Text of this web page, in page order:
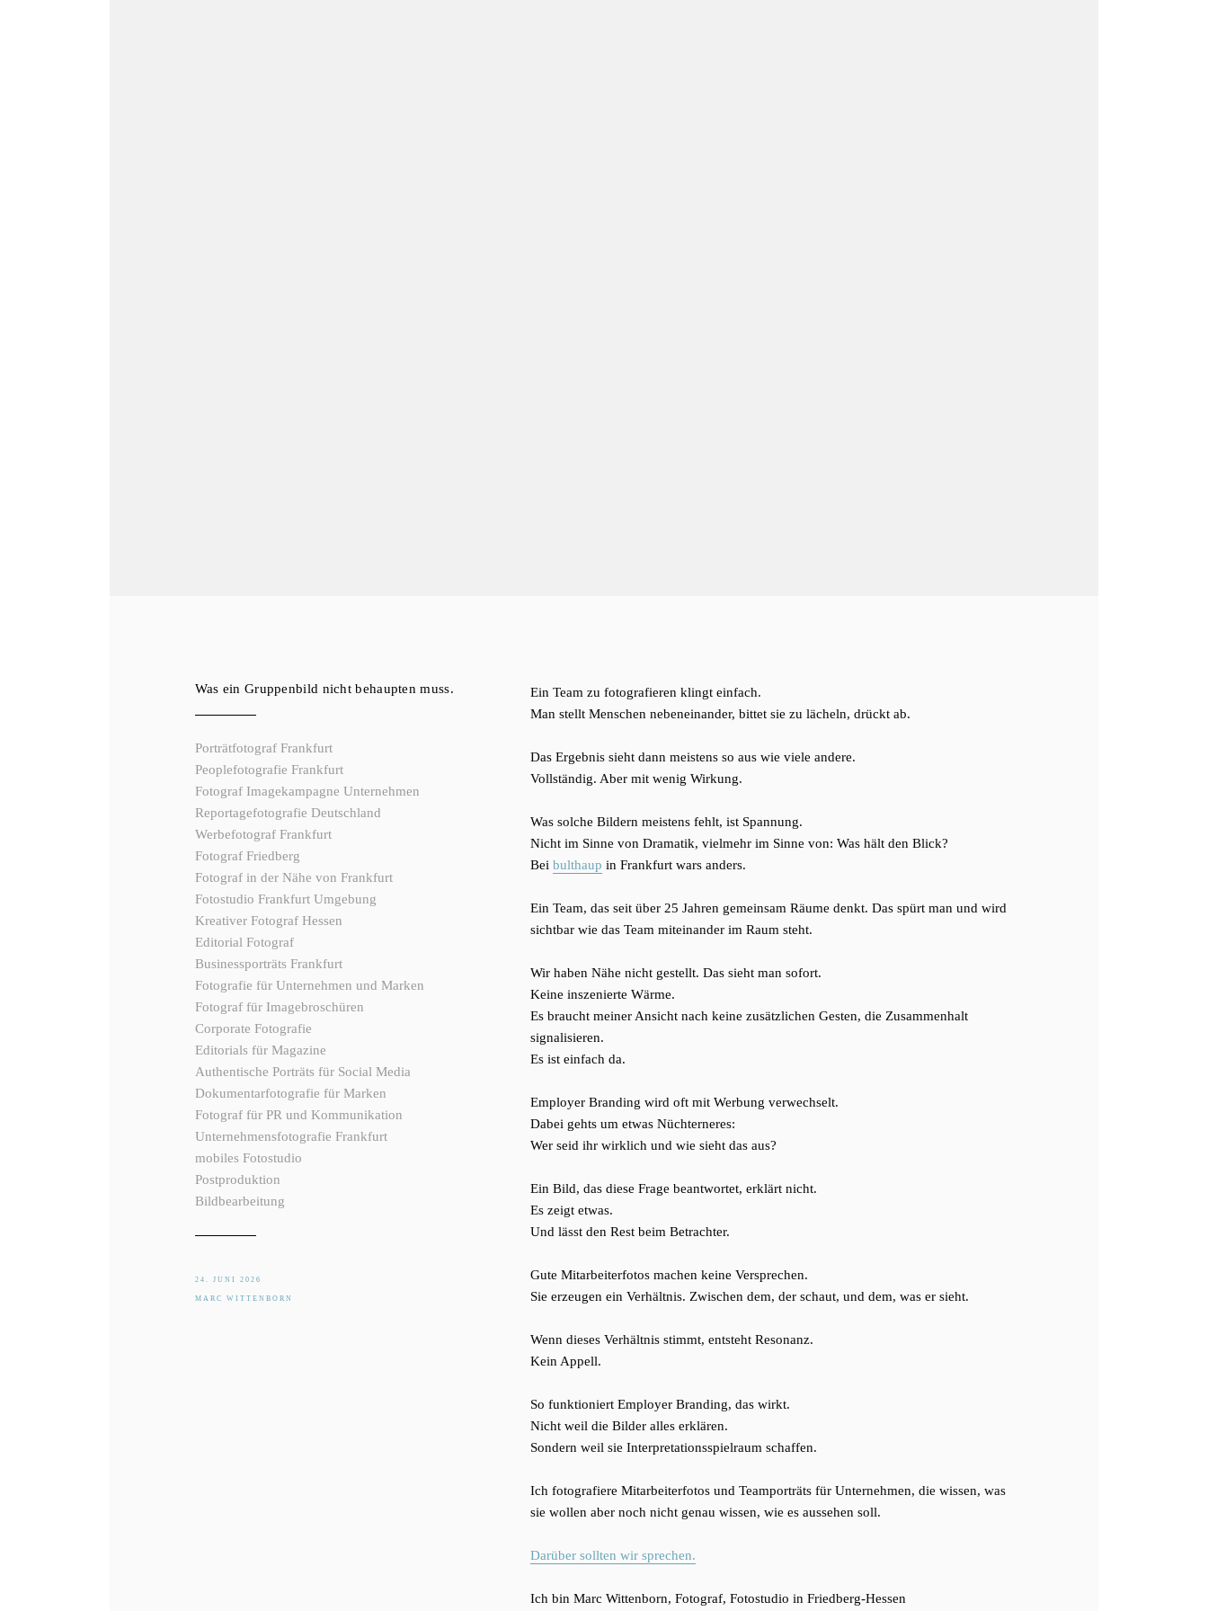
Was ein Gruppenbild nicht behaupten muss.
Porträtfotograf Frankfurt
Peoplefotografie Frankfurt
Fotograf Imagekampagne Unternehmen
Reportagefotografie Deutschland
Werbefotograf Frankfurt
Fotograf Friedberg
Fotograf in der Nähe von Frankfurt
Fotostudio Frankfurt Umgebung
Kreativer Fotograf Hessen
Editorial Fotograf
Businessporträts Frankfurt
Fotografie für Unternehmen und Marken
Fotograf für Imagebroschüren
Corporate Fotografie
Editorials für Magazine
Authentische Porträts für Social Media
Dokumentarfotografie für Marken
Fotograf für PR und Kommunikation
Unternehmensfotografie Frankfurt
mobiles Fotostudio
Postproduktion
Bildbearbeitung
24. JUNI 2026
MARC WITTENBORN
Ein Team zu fotografieren klingt einfach.
Man stellt Menschen nebeneinander, bittet sie zu lächeln, drückt ab.
Das Ergebnis sieht dann meistens so aus wie viele andere.
Vollständig. Aber mit wenig Wirkung.
Was solche Bildern meistens fehlt, ist Spannung.
Nicht im Sinne von Dramatik, vielmehr im Sinne von: Was hält den Blick?
Beibulthaup in Frankfurt wars anders.
Ein Team, das seit über 25 Jahren gemeinsam Räume denkt. Das spürt man und wird
sichtbar wie das Team miteinander im Raum steht.
Wir haben Nähe nicht gestellt. Das sieht man sofort.
Keine inszenierte Wärme.
Es braucht meiner Ansicht nach keine zusätzlichen Gesten, die Zusammenhalt
signalisieren.
Es ist einfach da.
Employer Branding wird oft mit Werbung verwechselt.
Dabei gehts um etwas Nüchterneres:
Wer seid ihr wirklich und wie sieht das aus?
Ein Bild, das diese Frage beantwortet, erklärt nicht.
Es zeigt etwas.
Und lässt den Rest beim Betrachter.
Gute Mitarbeiterfotos machen keine Versprechen.
Sie erzeugen ein Verhältnis. Zwischen dem, der schaut, und dem, was er sieht.
Wenn dieses Verhältnis stimmt, entsteht Resonanz.
Kein Appell.
So funktioniert Employer Branding, das wirkt.
Nicht weil die Bilder alles erklären.
Sondern weil sie Interpretationsspielraum schaffen.
Ich fotografiere Mitarbeiterfotos und Teamporträts für Unternehmen, die wissen, was
sie wollen aber noch nicht genau wissen, wie es aussehen soll.
Darüber sollten wir sprechen.
Ich bin Marc Wittenborn, Fotograf, Fotostudio in Friedberg-Hessen